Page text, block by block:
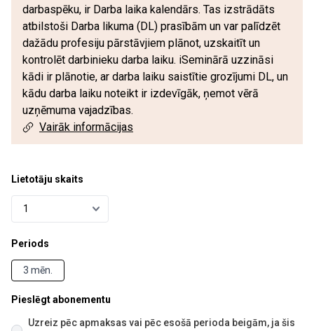
darbaspēku, ir Darba laika kalendārs. Tas izstrādāts
atbilstoši Darba likuma (DL) prasībām un var palīdzēt
dažādu profesiju pārstāvjiem plānot, uzskaitīt un
kontrolēt darbinieku darba laiku. iSeminārā uzzināsi
kādi ir plānotie, ar darba laiku saistītie grozījumi DL, un
kādu darba laiku noteikt ir izdevīgāk, ņemot vērā
uzņēmuma vajadzības.
Vairāk informācijas
Lietotāju skaits
Periods
3 mēn.
Pieslēgt abonementu
Uzreiz pēc apmaksas vai pēc esošā perioda beigām, ja šis